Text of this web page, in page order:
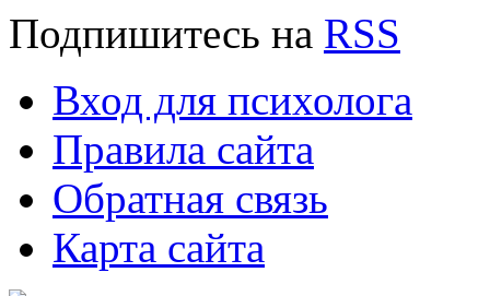
Подпишитесь на RSS
Вход для психолога
Правила сайта
Обратная связь
Карта сайта